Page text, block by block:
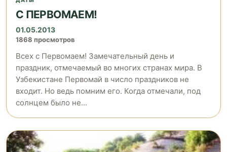
С ПЕРВОМАЕМ!
01.05.2013
1868 просмотров
Всех с Первомаем! Замечательный день и
праздник, отмечаемый во многих странах мира. В
Узбекистане Первомай в число праздников не
входит. Но ведь помним его. Когда отмечали, под
солнцем было не...